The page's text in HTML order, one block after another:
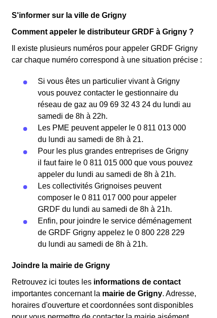
S'informer sur la ville de Grigny
Comment appeler le distributeur GRDF à Grigny ?
Il existe plusieurs numéros pour appeler GRDF Grigny
car chaque numéro correspond à une situation précise :
Si vous êtes un particulier vivant à Grigny
vous pouvez contacter le gestionnaire du
réseau de gaz au 09 69 32 43 24 du lundi au
samedi de 8h à 22h.
Les PME peuvent appeler le 0 811 013 000
du lundi au samedi de 8h à 21.
Pour les plus grandes entreprises de Grigny
il faut faire le 0 811 015 000 que vous pouvez
appeler du lundi au samedi de 8h à 21h.
Les collectivités Grignoises peuvent
composer le 0 811 017 000 pour appeler
GRDF du lundi au samedi de 8h à 21h.
Enfin, pour joindre le service déménagement
de GRDF Grigny appelez le 0 800 228 229
du lundi au samedi de 8h à 21h.
Joindre la mairie de Grigny
Retrouvez ici toutes les informations de contact
importantes concernant la mairie de Grigny. Adresse,
horaires d'ouverture et coordonnées sont disponibles